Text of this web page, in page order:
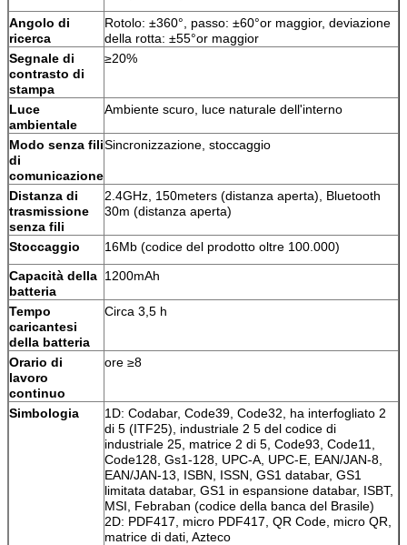
Angolo di
ricerca
Rotolo: ±360°, passo: ±60°or maggior, deviazione
della rotta: ±55°or maggior
Segnale di
contrasto di
stampa
≥20%
Luce
ambientale
Ambiente scuro, luce naturale dell'interno
Modo senza fili
di
comunicazione
Sincronizzazione, stoccaggio
Distanza di
trasmissione
senza fili
2.4GHz, 150meters (distanza aperta), Bluetooth
30m (distanza aperta)
Stoccaggio
16Mb (codice del prodotto oltre 100.000)
Capacità della
batteria
1200mAh
Tempo
caricantesi
della batteria
Circa 3,5 h
Orario di
lavoro
continuo
ore ≥8
Simbologia
1D: Codabar, Code39, Code32, ha interfogliato 2
di 5 (ITF25), industriale 2 5 del codice di
industriale 25, matrice 2 di 5, Code93, Code11,
Code128, Gs1-128, UPC-A, UPC-E, EAN/JAN-8,
EAN/JAN-13, ISBN, ISSN, GS1 databar, GS1
limitata databar, GS1 in espansione databar, ISBT,
MSI, Febraban (codice della banca del Brasile)
2D: PDF417, micro PDF417, QR Code, micro QR,
matrice di dati, Azteco